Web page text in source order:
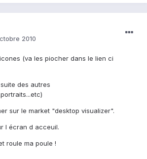
2010
(va les piocher dans le lien ci
des autres
sur le market "desktop visualizer".
l écran d acceuil.
roule ma poule !